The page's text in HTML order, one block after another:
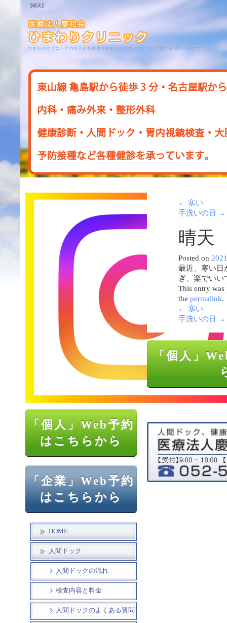
【晴天】
ひまわりクリニックの晴天＠名古屋ひまわりクリニックについてのご説明ページです
「個人」Web予約
はこちらから
「企業」Web予約
はこちらから
HOME
人間ドック
人間ドックの流れ
検査内容と料金
人間ドックのよくある質問
← 寒い
手洗いの日
→
晴天
Posted on
最近、寒い日
ぎ、楽でいい
This entry
the permalink.
← 寒い
手洗いの日
→
「個人」